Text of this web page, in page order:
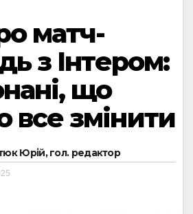
матч-
з Інтером:
що
змінити
Юрій, гол. редактор